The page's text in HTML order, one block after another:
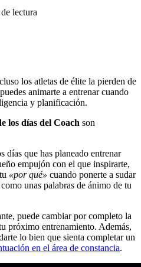
lectura
los atletas de élite la pierden de
animarte a entrenar cuando
y planificación.
los días del Coach son
días que has planeado entrenar
empujón con el que inspirarte,
«por qué» cuando ponerte a sudar
unas palabras de ánimo de tu
puede cambiar por completo la
próximo entrenamiento. Además,
lo bien que sienta completar un
en el área de constancia.